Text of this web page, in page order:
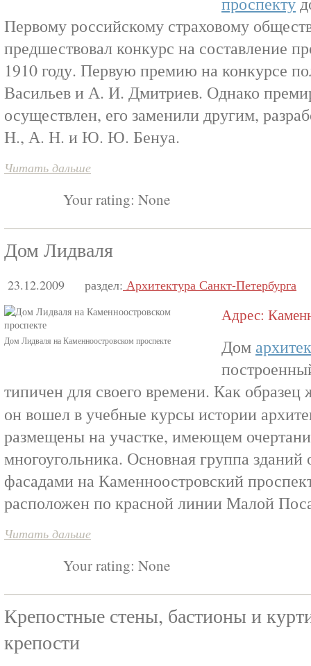
Первому российскому страховому
предшествовал конкурс на составление
1910 году. Первую премию на конкурсе
Васильев и А. И. Дмитриев. Однако
осуществлен, его заменили другим,
Н., А. Н. и Ю. Ю. Бенуа.
Читать дальше
Your rating: None
Дом Лидваля
23.12.2009 раздел: Архитектура Санкт-Петербурга
Дом Лидваля на Каменноостровском проспекте
Адрес:
Дом
типичен для своего времени. Как
он вошел в учебные курсы истории
размещены на участке, имеющем
многоугольника. Основная группа
фасадами на Каменноостровский
расположен по красной линии Малой
Читать дальше
Your rating: None
Крепостные стены, бастионы и
крепости